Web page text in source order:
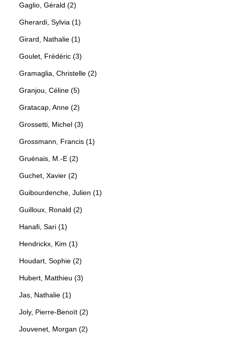
Gaglio, Gérald (2)
Gherardi, Sylvia (1)
Girard, Nathalie (1)
Goulet, Frédéric (3)
Gramaglia, Christelle (2)
Granjou, Céline (5)
Gratacap, Anne (2)
Grossetti, Michel (3)
Grossmann, Francis (1)
Gruénais, M.-E (2)
Guchet, Xavier (2)
Guibourdenche, Julien (1)
Guilloux, Ronald (2)
Hanafi, Sari (1)
Hendrickx, Kim (1)
Houdart, Sophie (2)
Hubert, Matthieu (3)
Jas, Nathalie (1)
Joly, Pierre-Benoït (2)
Jouvenet, Morgan (2)